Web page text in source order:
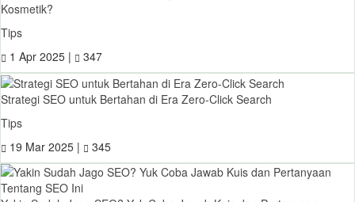
Kosmetik?
Tips
1 Apr 2025 |
347
Strategi SEO untuk Bertahan di Era Zero-Click Search
Tips
19 Mar 2025 |
345